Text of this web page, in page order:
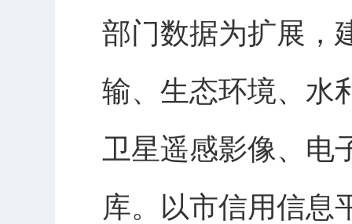
部门数据为扩展，
输、生态环境、水
卫星遥感影像、电
库。以市信用信息